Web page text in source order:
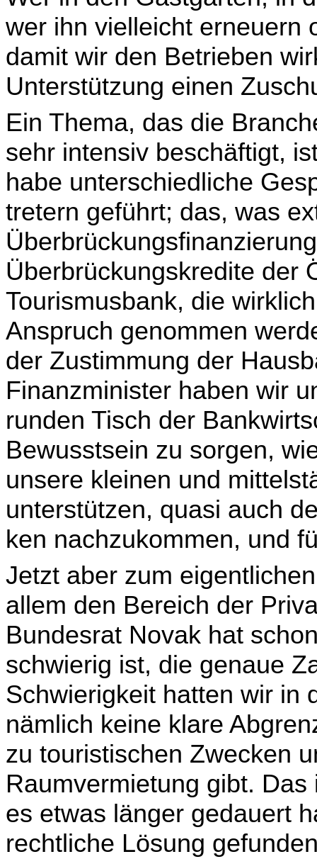
wer ihn vielleicht
damit wir den Betrieben
Unterstützung einen
Ein Thema, das die
sehr intensiv beschäftigt,
habe unterschiedliche
tretern geführt; das, was
Überbrückungskredite der
Tourismusbank, die
Anspruch genommen
der Zustimmung der
Finanzminister haben wir
runden Tisch der
Bewusstsein zu sorgen,
unsere kleinen und
unterstützen, quasi auch
ken nachzukommen, und
Jetzt aber zum
allem den Bereich der
Bundesrat Novak hat
schwie­rig ist, die genaue
Schwierigkeit hatten wir in
nämlich keine klare
zu touristi­schen Zwecken
Raumvermietung gibt.
es etwas länger gedauert
rechtliche Lösung